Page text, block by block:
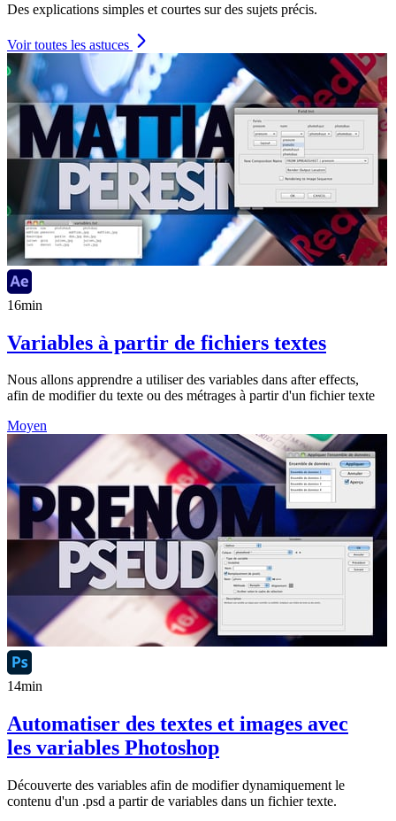
Des explications simples et courtes sur des sujets précis.
Voir toutes les astuces
16min
Variables à partir de fichiers textes
Nous allons apprendre a utiliser des variables dans after effects,
afin de modifier du texte ou des métrages à partir d'un fichier texte
Moyen
14min
Automatiser des textes et images avec
les variables Photoshop
Découverte des variables afin de modifier dynamiquement le
contenu d'un .psd a partir de variables dans un fichier texte.